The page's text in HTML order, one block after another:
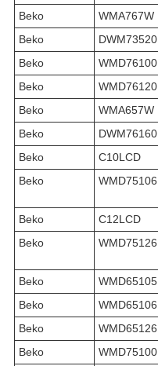
Beko WMA767W
Beko
DWM73520
Beko
WMD76100
Beko
WMD76120
Beko
WMA657W
Beko
DWM76160
Beko
C10LCD
Beko
WMD75106
Beko
C12LCD
Beko
WMD75126
Beko
WMD65105
Beko
WMD65106
Beko
WMD65126
Beko
WMD75100